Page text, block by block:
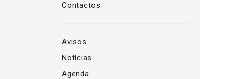
Contactos
Avisos
Notícias
Agenda